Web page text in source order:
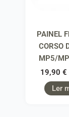
PAINEL
CORSO
MP5/
19,90 €
Ler